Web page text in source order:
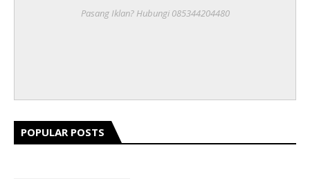
Pasang Iklan? Hubungi 085344204480
POPULAR POSTS